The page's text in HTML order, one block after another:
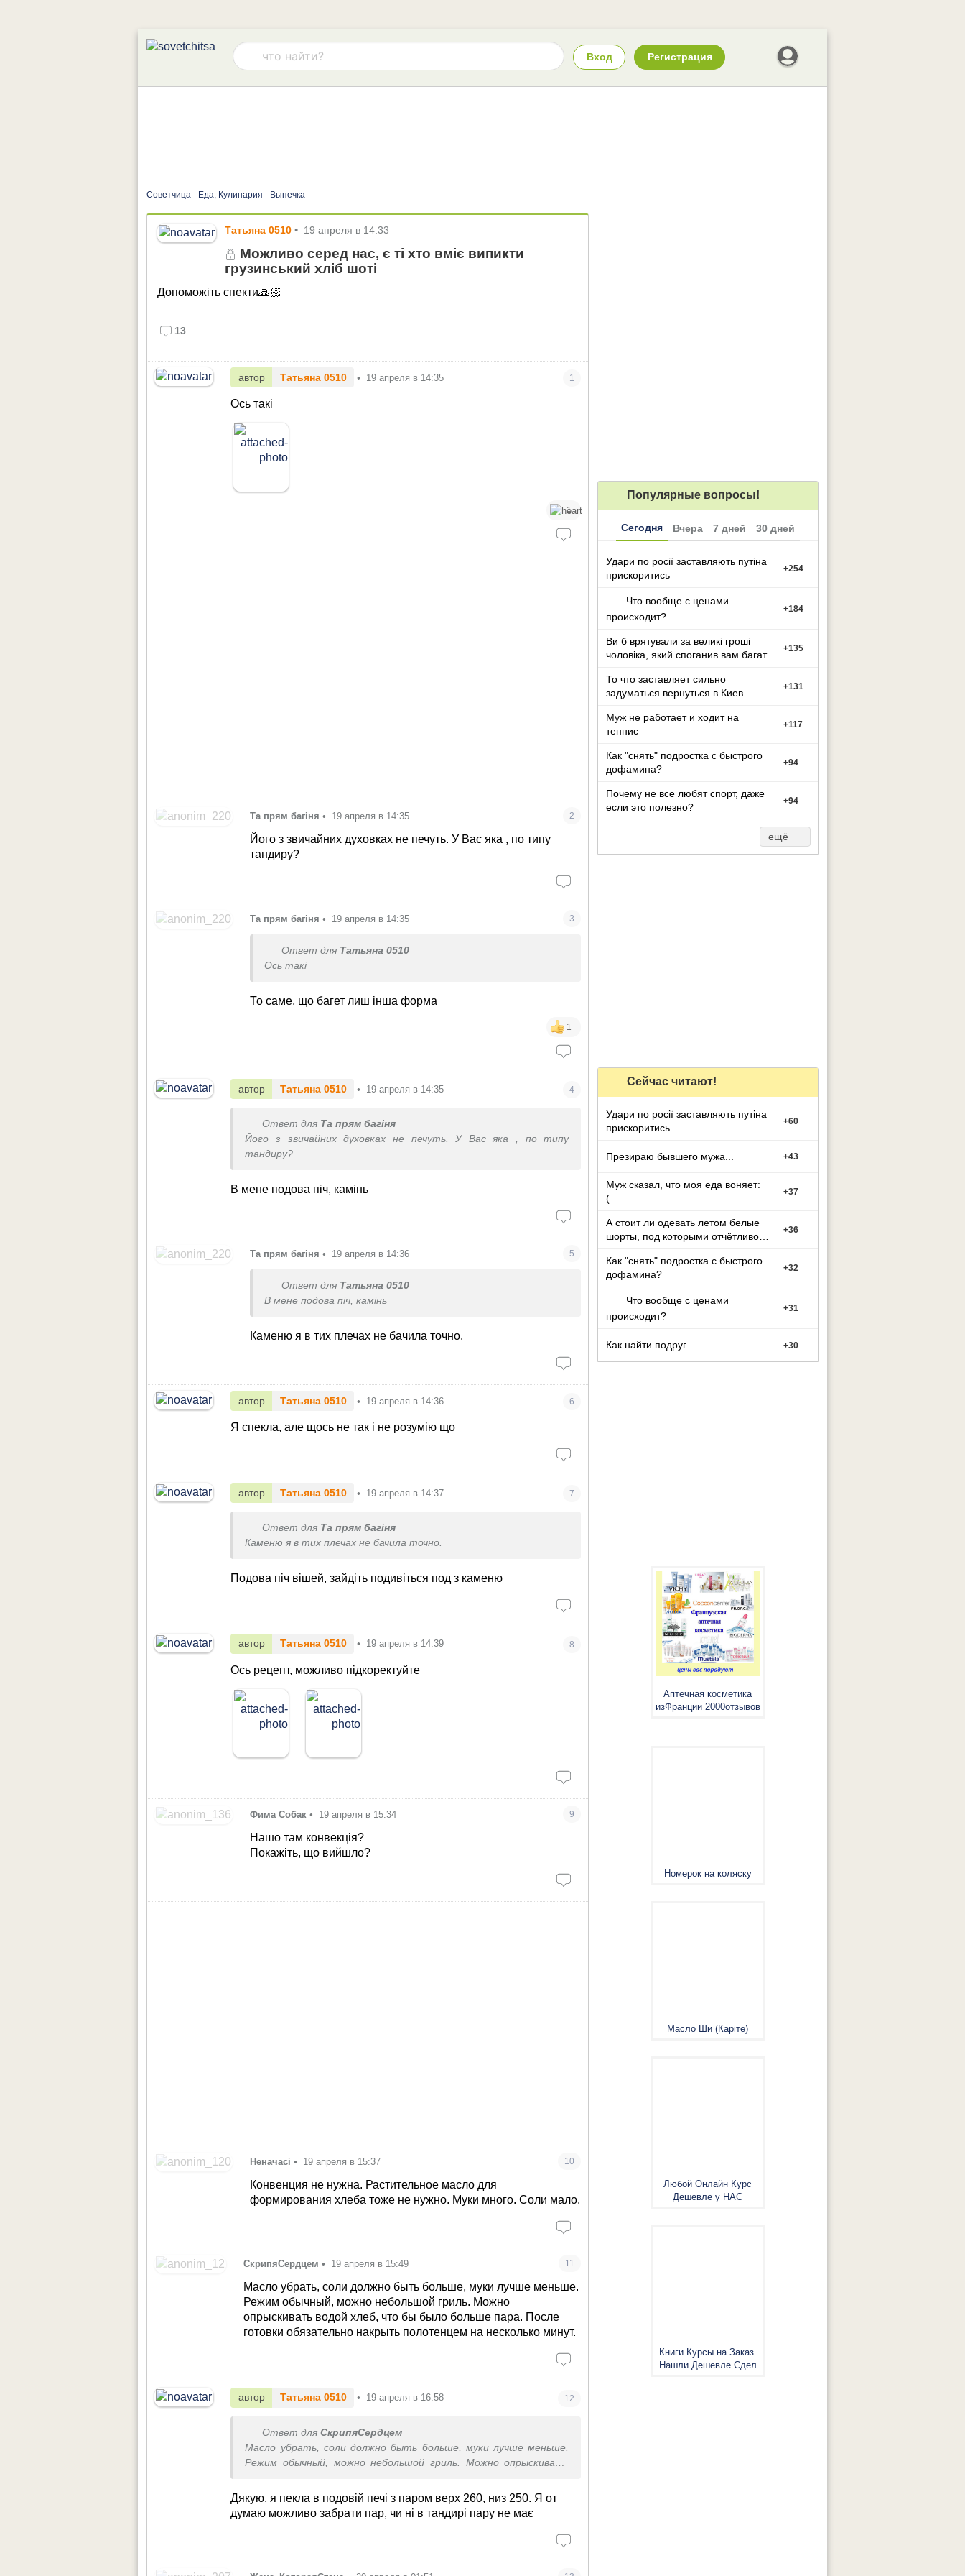
Вход Регистрация
Советчица - Еда, Кулинария - Выпечка
Татьяна 0510 • 19 апреля в 14:33
Можливо серед нас, є ті хто вміє випикти
грузинський хліб шоті
Допоможіть спекти🙏🏻
13
автор Татьяна 0510 • 19 апреля в 14:35 1
Ось такі
1
Та прям багіня • 19 апреля в 14:35 2
Його з звичайних духовках не печуть. У Вас яка , по типу
тандиру?
Та прям багіня • 19 апреля в 14:35 3
Ответ для Татьяна 0510
Ось такі
То саме, що багет лиш інша форма
1
автор Татьяна 0510 • 19 апреля в 14:35 4
Ответ для Та прям багіня
Його з звичайних духовках не печуть. У Вас яка , по типу
тандиру?
В мене подова піч, камінь
Та прям багіня • 19 апреля в 14:36 5
Ответ для Татьяна 0510
В мене подова піч, камінь
Каменю я в тих плечах не бачила точно.
автор Татьяна 0510 • 19 апреля в 14:36 6
Я спекла, але щось не так і не розумію що
автор Татьяна 0510 • 19 апреля в 14:37 7
Ответ для Та прям багіня
Каменю я в тих плечах не бачила точно.
Подова піч вішей, зайдіть подивіться под з каменю
автор Татьяна 0510 • 19 апреля в 14:39 8
Ось рецепт, можливо підкоректуйте
Фима Собак • 19 апреля в 15:34 9
Нашо там конвекція?
Покажіть, що вийшло?
Неначасі • 19 апреля в 15:37 10
Конвенция не нужна. Растительное масло для
формирования хлеба тоже не нужно. Муки много. Соли мало.
СкрипяСердцем • 19 апреля в 15:49 11
Масло убрать, соли должно быть больше, муки лучше меньше.
Режим обычный, можно небольшой гриль. Можно
опрыскивать водой хлеб, что бы было больше пара. После
готовки обязательно накрыть полотенцем на несколько минут.
автор Татьяна 0510 • 19 апреля в 16:58 12
Ответ для СкрипяСердцем
Масло убрать, соли должно быть больше, муки лучше меньше.
Режим обычный, можно небольшой гриль. Можно опрыскивать
обязательно накрыть полотенцем на несколько минут.
Дякую, я пекла в подовій печі з паром верх 260, низ 250. Я от
думаю можливо забрати пар, чи ні в тандирі пару не має
Популярные вопросы!
Сегодня Вчера 7 дней 30 дней
Удари по росії заставляють путіна
прискоритись
+254
Что вообще с ценами
происходит?
+184
Ви б врятували за великі гроші
чоловіка, який споганив вам багато
+135
То что заставляет сильно
задуматься вернуться в Киев
+131
Муж не работает и ходит на
теннис
+117
Как "снять" подростка с быстрого
дофамина?
+94
Почему не все любят спорт, даже
если это полезно?
+94
ещё
Сейчас читают!
Удари по росії заставляють путіна
прискоритись
+60
Презираю бывшего мужа... +43
Муж сказал, что моя еда воняет:
(
+37
А стоит ли одевать летом белые
шорты, под которыми отчётливо
+36
Как "снять" подростка с быстрого
дофамина?
+32
Что вообще с ценами
происходит?
+31
Как найти подруг +30
Аптечная косметика
изФранции 2000отзывов
Номерок на коляску
Масло Ши (Каріте)
Любой Онлайн Курс
Дешевле у НАС
Книги Курсы на Заказ.
Нашли Дешевле Сдел